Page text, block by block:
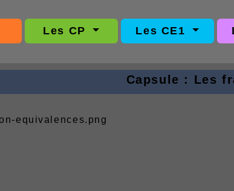
Les CP Les CE1
Capsule : Les